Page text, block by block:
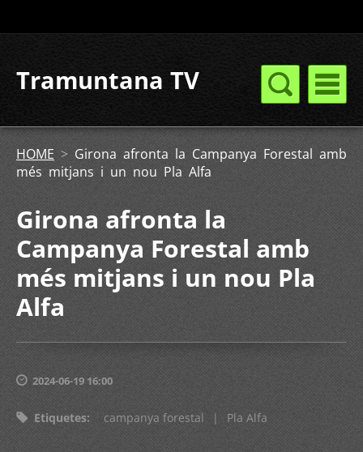
Tramuntana TV
HOME > Girona afronta la Campanya Forestal amb
més mitjans i un nou Pla Alfa
Girona afronta la
Campanya Forestal amb
més mitjans i un nou Pla
Alfa
2024-06-19 16:00
Etiquetes: campanya forestal | Pla Alfa